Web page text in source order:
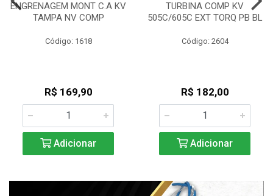
ENGRENAGEM MONT C.A KV
TAMPA NV COMP
Código: 1618
R$ 169,90
Adicionar
TURBINA COMP KV
505C/605C EXT TORQ PB BL
Código: 2604
R$ 182,00
Adicionar